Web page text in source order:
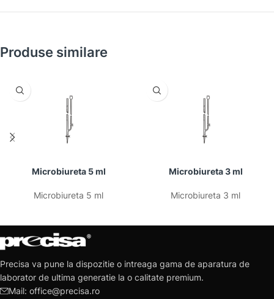
Produse similare
Microbiureta 5 ml
Microbiureta 5 ml
Microbiureta 3 ml
Microbiureta 3 ml
Precisa va pune la dispozitie o intreaga gama de aparatura de
laborator de ultima generatie la o calitate premium.
Mail: office@precisa.ro